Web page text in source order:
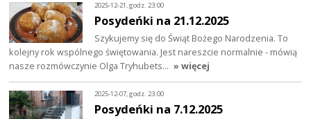
2025-12-21, godz. 23:00
Posydeńki na 21.12.2025
Szykujemy się do Świąt Bożego Narodzenia. To
kolejny rok wspólnego świętowania. Jest nareszcie normalnie - mówią
nasze rozmówczynie Olga Tryhubets… » więcej
2025-12-07, godz. 23:00
Posydeńki na 7.12.2025